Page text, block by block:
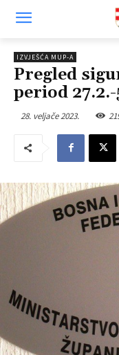
IZVJEŠĆA MUP-A
Pregled
period
28. veljače 2023.